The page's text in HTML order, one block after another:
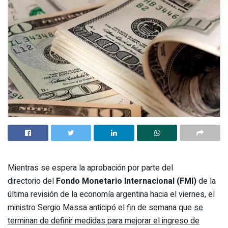
Mientras se espera la aprobación por parte del
directorio del Fondo Monetario Internacional (FMI)de la
última revisión de la economía argentina hacia el viernes, el
ministro Sergio Massa anticipó el fin de semana que se
terminan de definir medidas para mejorar el ingreso de